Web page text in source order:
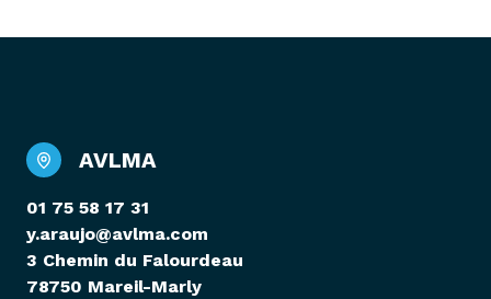
AVLMA
01 75 58 17 31
y.araujo@avlma.com
3 Chemin du Falourdeau
78750 Mareil-Marly